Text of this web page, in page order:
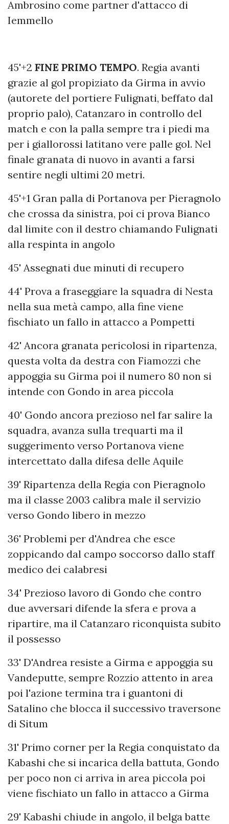
Ambrosino come partner d'attacco di
Iemmello
45'+2 FINE PRIMO TEMPO. Regia avanti
grazie al gol propiziato da Girma in avvio
(autorete del portiere Fulignati, beffato dal
proprio palo), Catanzaro in controllo del
match e con la palla sempre tra i piedi ma
per i giallorossi latitano vere palle gol. Nel
finale granata di nuovo in avanti a farsi
sentire negli ultimi 20 metri.
45'+1 Gran palla di Portanova per Pieragnolo
che crossa da sinistra, poi ci prova Bianco
dal limite con il destro chiamando Fulignati
alla respinta in angolo
45' Assegnati due minuti di recupero
44' Prova a fraseggiare la squadra di Nesta
nella sua metà campo, alla fine viene
fischiato un fallo in attacco a Pompetti
42' Ancora granata pericolosi in ripartenza,
questa volta da destra con Fiamozzi che
appoggia su Girma poi il numero 80 non si
intende con Gondo in area piccola
40' Gondo ancora prezioso nel far salire la
squadra, avanza sulla trequarti ma il
suggerimento verso Portanova viene
intercettato dalla difesa delle Aquile
39' Ripartenza della Regia con Pieragnolo
ma il classe 2003 calibra male il servizio
verso Gondo libero in mezzo
36' Problemi per d'Andrea che esce
zoppicando dal campo soccorso dallo staff
medico dei calabresi
34' Prezioso lavoro di Gondo che contro
due avversari difende la sfera e prova a
ripartire, ma il Catanzaro riconquista subito
il possesso
33' D'Andrea resiste a Girma e appoggia su
Vandeputte, sempre Rozzio attento in area
poi l'azione termina tra i guantoni di
Satalino che blocca il successivo traversone
di Situm
31' Primo corner per la Regia conquistato da
Kabashi che si incarica della battuta, Gondo
per poco non ci arriva in area piccola poi
viene fischiato un fallo in attacco a Girma
29' Kabashi chiude in angolo, il belga batte